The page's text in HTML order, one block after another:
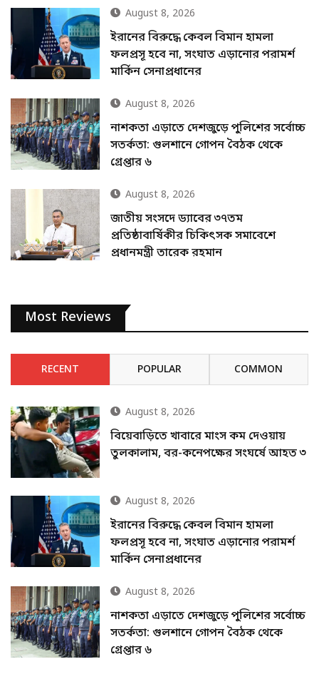
August 8, 2026
ইরানের বিরুদ্ধে কেবল বিমান হামলা
ফলপ্রসূ হবে না, সংঘাত এড়ানোর পরামর্শ
মার্কিন সেনাপ্রধানের
August 8, 2026
নাশকতা এড়াতে দেশজুড়ে পুলিশের সর্বোচ্চ
সতর্কতা: গুলশানে গোপন বৈঠক থেকে
গ্রেপ্তার ৬
August 8, 2026
জাতীয় সংসদে ড্যাবের ৩৭তম
প্রতিষ্ঠাবার্ষিকীর চিকিৎসক সমাবেশে
প্রধানমন্ত্রী তারেক রহমান
Most Reviews
RECENT POPULAR COMMON
August 8, 2026
বিয়েবাড়িতে খাবারে মাংস কম দেওয়ায়
তুলকালাম, বর-কনেপক্ষের সংঘর্ষে আহত ৩
August 8, 2026
ইরানের বিরুদ্ধে কেবল বিমান হামলা
ফলপ্রসূ হবে না, সংঘাত এড়ানোর পরামর্শ
মার্কিন সেনাপ্রধানের
August 8, 2026
নাশকতা এড়াতে দেশজুড়ে পুলিশের সর্বোচ্চ
সতর্কতা: গুলশানে গোপন বৈঠক থেকে
গ্রেপ্তার ৬